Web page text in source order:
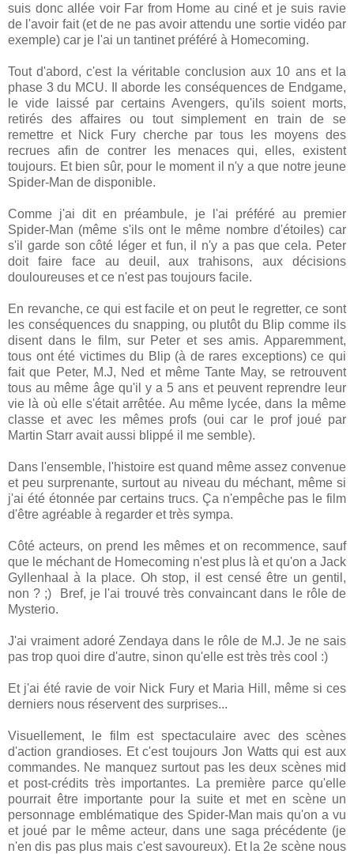
suis donc allée voir Far from Home au ciné et je suis ravie
de l'avoir fait (et de ne pas avoir attendu une sortie vidéo par
exemple) car je l'ai un tantinet préféré à Homecoming.
Tout d'abord, c'est la véritable conclusion aux 10 ans et la
phase 3 du MCU. Il aborde les conséquences de Endgame,
le vide laissé par certains Avengers, qu'ils soient morts,
retirés des affaires ou tout simplement en train de se
remettre et Nick Fury cherche par tous les moyens des
recrues afin de contrer les menaces qui, elles, existent
toujours. Et bien sûr, pour le moment il n'y a que notre jeune
Spider-Man de disponible.
Comme j'ai dit en préambule, je l'ai préféré au premier
Spider-Man (même s'ils ont le même nombre d'étoiles) car
s'il garde son côté léger et fun, il n'y a pas que cela. Peter
doit faire face au deuil, aux trahisons, aux décisions
douloureuses et ce n'est pas toujours facile.
En revanche, ce qui est facile et on peut le regretter, ce sont
les conséquences du snapping, ou plutôt du Blip comme ils
disent dans le film, sur Peter et ses amis. Apparemment,
tous ont été victimes du Blip (à de rares exceptions) ce qui
fait que Peter, M.J, Ned et même Tante May, se retrouvent
tous au même âge qu'il y a 5 ans et peuvent reprendre leur
vie là où elle s'était arrêtée. Au même lycée, dans la même
classe et avec les mêmes profs (oui car le prof joué par
Martin Starr avait aussi blippé il me semble).
Dans l'ensemble, l'histoire est quand même assez convenue
et peu surprenante, surtout au niveau du méchant, même si
j'ai été étonnée par certains trucs. Ça n'empêche pas le film
d'être agréable à regarder et très sympa.
Côté acteurs, on prend les mêmes et on recommence, sauf
que le méchant de Homecoming n'est plus là et qu'on a Jack
Gyllenhaal à la place. Oh stop, il est censé être un gentil,
non ? ;) Bref, je l'ai trouvé très convaincant dans le rôle de
Mysterio.
J'ai vraiment adoré Zendaya dans le rôle de M.J. Je ne sais
pas trop quoi dire d'autre, sinon qu'elle est très très cool :)
Et j'ai été ravie de voir Nick Fury et Maria Hill, même si ces
derniers nous réservent des surprises...
Visuellement, le film est spectaculaire avec des scènes
d'action grandioses. Et c'est toujours Jon Watts qui est aux
commandes. Ne manquez surtout pas les deux scènes mid
et post-crédits très importantes. La première parce qu'elle
pourrait être importante pour la suite et met en scène un
personnage emblématique des Spider-Man mais qu'on a vu
et joué par le même acteur, dans une saga précédente (je
n'en dis pas plus mais c'est savoureux). Et la 2e scène nous